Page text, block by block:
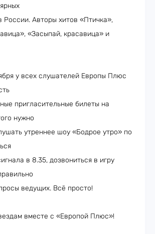
России. Авторы хитов «Птичка»,
«Засыпай, красавица» и
у всех слушателей Европы Плюс
пригласительные билеты на
нужно
утреннее шоу «Бодрое утро» по
в 8.35, дозвониться в игру
ведущих. Всё просто!
вместе с «Европой Плюс»!